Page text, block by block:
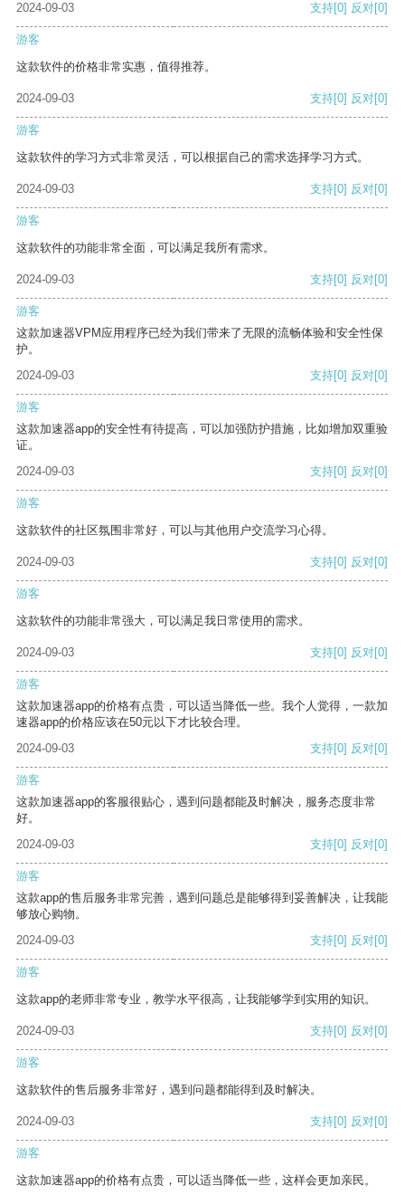
2024-09-03 支持[0] 反对[0]
游客
这款软件的价格非常实惠，值得推荐。
2024-09-03 支持[0] 反对[0]
游客
这款软件的学习方式非常灵活，可以根据自己的需求选择学习方式。
2024-09-03 支持[0] 反对[0]
游客
这款软件的功能非常全面，可以满足我所有需求。
2024-09-03 支持[0] 反对[0]
游客
这款加速器VPM应用程序已经为我们带来了无限的流畅体验和安全性保
护。
2024-09-03
支持[0] 反对[0]
游客
这款加速器app的安全性有待提高，可以加强防护措施，比如增加双重验
证。
2024-09-03
支持[0] 反对[0]
游客
这款软件的社区氛围非常好，可以与其他用户交流学习心得。
2024-09-03 支持[0] 反对[0]
游客
这款软件的功能非常强大，可以满足我日常使用的需求。
2024-09-03 支持[0] 反对[0]
游客
这款加速器app的价格有点贵，可以适当降低一些。我个人觉得，一款加
速器app的价格应该在50元以下才比较合理。
2024-09-03
支持[0] 反对[0]
游客
这款加速器app的客服很贴心，遇到问题都能及时解决，服务态度非常
好。
2024-09-03
支持[0] 反对[0]
游客
这款app的售后服务非常完善，遇到问题总是能够得到妥善解决，让我能
够放心购物。
2024-09-03
支持[0] 反对[0]
游客
这款app的老师非常专业，教学水平很高，让我能够学到实用的知识。
2024-09-03 支持[0] 反对[0]
游客
这款软件的售后服务非常好，遇到问题都能得到及时解决。
2024-09-03 支持[0] 反对[0]
游客
这款加速器app的价格有点贵，可以适当降低一些，这样会更加亲民。